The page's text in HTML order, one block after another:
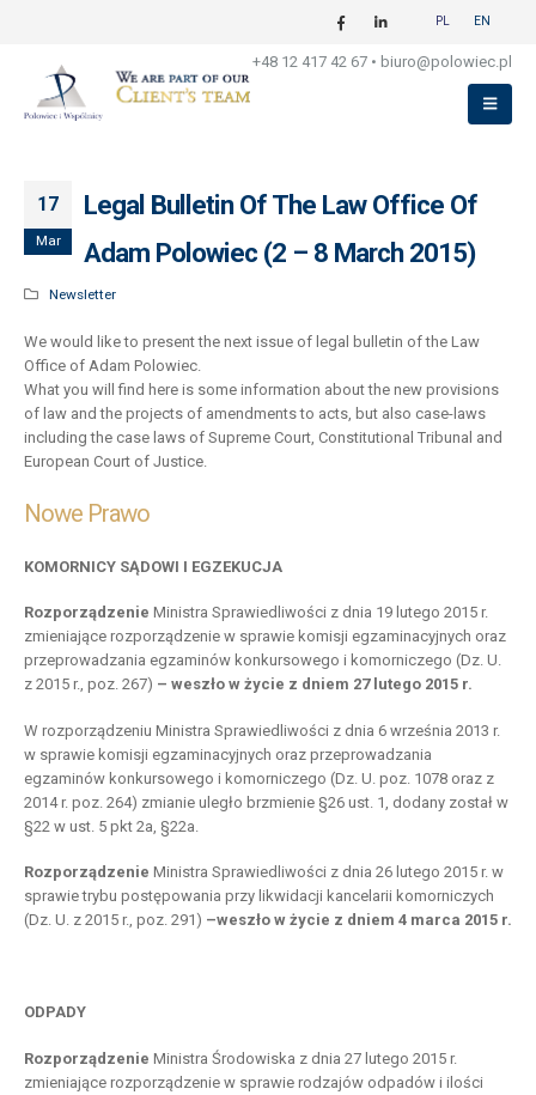
PL EN
+48 12 417 42 67 • biuro@polowiec.pl
Legal Bulletin Of The Law Office Of
Adam Polowiec (2 – 8 March 2015)
17
Mar
Legal Bulletin Of The Law Office Of
Adam Polowiec (2 – 8 March 2015)
Newsletter
We would like to present the next issue of legal bulletin of the Law
Office of Adam Polowiec.
What you will find here is some information about the new provisions
of law and the projects of amendments to acts, but also case-laws
including the case laws of Supreme Court, Constitutional Tribunal and
European Court of Justice.
Nowe Prawo
KOMORNICY SĄDOWI I EGZEKUCJA
Rozporządzenie Ministra Sprawiedliwości z dnia 19 lutego 2015 r.
zmieniające rozporządzenie w sprawie komisji egzaminacyjnych oraz
przeprowadzania egzaminów konkursowego i komorniczego (Dz. U.
z 2015 r., poz. 267) – weszło w życie z dniem 27 lutego 2015 r.
W rozporządzeniu Ministra Sprawiedliwości z dnia 6 września 2013 r.
w sprawie komisji egzaminacyjnych oraz przeprowadzania
egzaminów konkursowego i komorniczego (Dz. U. poz. 1078 oraz z
2014 r. poz. 264) zmianie uległo brzmienie §26 ust. 1, dodany został w
§22 w ust. 5 pkt 2a, §22a.
Rozporządzenie Ministra Sprawiedliwości z dnia 26 lutego 2015 r. w
sprawie trybu postępowania przy likwidacji kancelarii komorniczych
(Dz. U. z 2015 r., poz. 291) –weszło w życie z dniem 4 marca 2015 r.
ODPADY
Rozporządzenie Ministra Środowiska z dnia 27 lutego 2015 r.
zmieniające rozporządzenie w sprawie rodzajów odpadów i ilości